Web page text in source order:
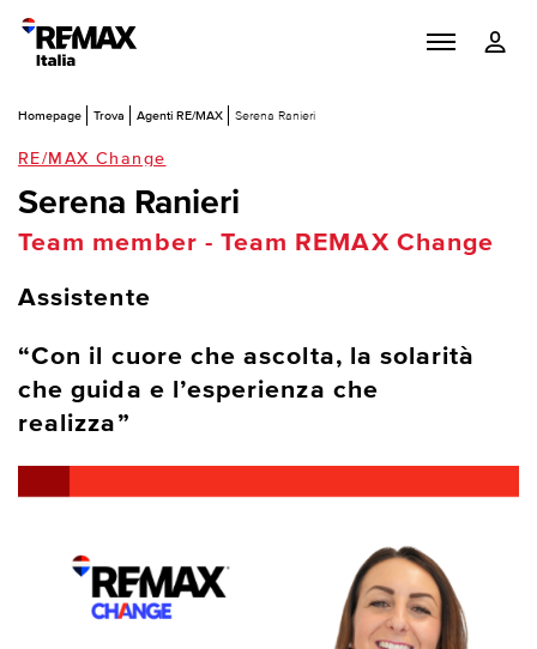
Homepage Trova Agenti RE/MAX Serena Ranieri
RE/MAX Change
Serena Ranieri
Team member - Team REMAX Change
Assistente
“Con il cuore che ascolta, la solarità
che guida e l’esperienza che
realizza”